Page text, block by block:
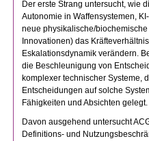
Der erste Strang untersucht, wie
Autonomie in Waffensystemen,
neue physikalische/
Innovationen) das
Eskalationsdynamik verändern.
die Beschleunigung von
komplexer technischer Systeme,
Entscheidungen auf solche
Fähigkeiten und Absichten gelegt.
Davon ausgehend untersucht
Definitions- und